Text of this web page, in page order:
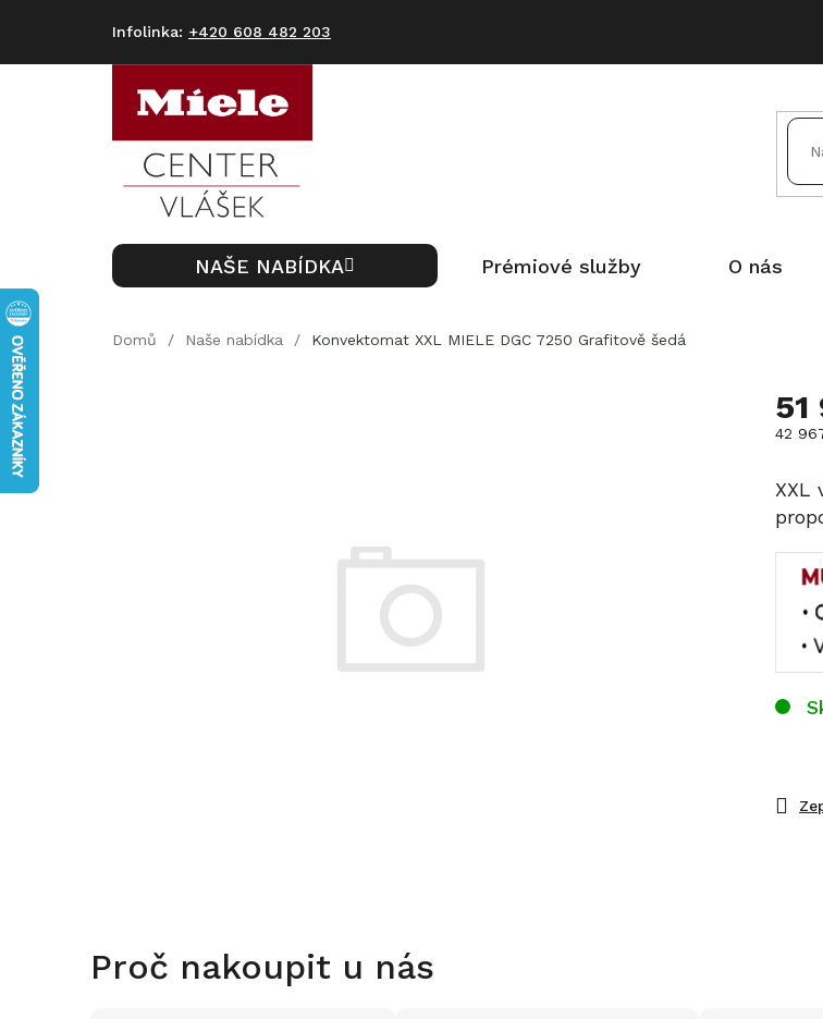
+420 608 482 203
NAŠE NABÍDKA Prémiové služby O nás
Domů / Naše nabídka / Konvektomat XXL MIELE DGC 7250 Grafitově šedá
51
42
cena:
XXL
Proč nakoupit u nás